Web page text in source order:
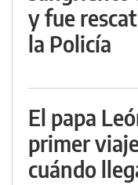
y fue
la Policía
El papa
primer
cuándo